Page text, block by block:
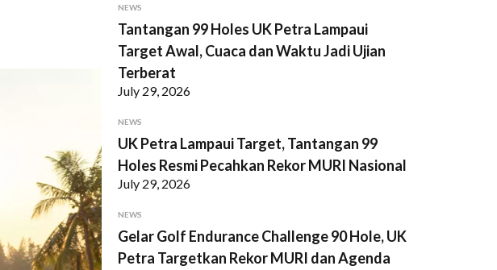
NEWS
Tantangan 99 Holes UK Petra Lampaui
Target Awal, Cuaca dan Waktu Jadi Ujian
Terberat
July 29, 2026
NEWS
UK Petra Lampaui Target, Tantangan 99
Holes Resmi Pecahkan Rekor MURI Nasional
July 29, 2026
NEWS
Gelar Golf Endurance Challenge 90 Hole, UK
Petra Targetkan Rekor MURI dan Agenda